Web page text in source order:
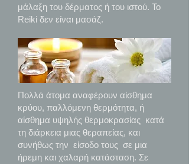
μάλαξη του δέρματος ή του ιστού. Το
Reiki δεν είναι μασάζ.
Πολλά άτομα αναφέρουν αίσθημα
κρύου, παλλόμενη θερμότητα, ή
αίσθημα υψηλής θερμοκρασίας κατά
τη διάρκεια μιας θεραπείας, και
συνήθως την είσοδο τους σε μια
ήρεμη και χαλαρή κατάσταση. Σε